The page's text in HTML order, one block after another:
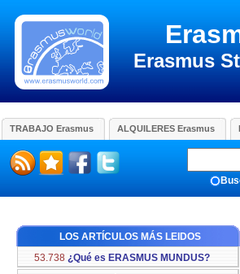
Erasmus
TRABAJO Erasmus ALQUILERES Erasmus
LOS ARTÍCULOS MÁS LEIDOS
53.738 ¿Qué es ERASMUS MUNDUS?